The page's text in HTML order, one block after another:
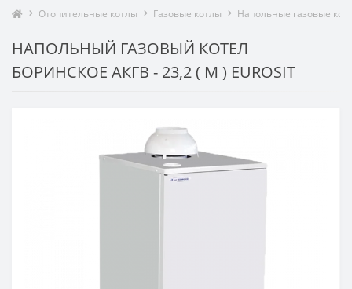
Отопительные котлы Газовые котлы Напольные газовые
НАПОЛЬНЫЙ ГАЗОВЫЙ КОТЕЛ
БОРИНСКОЕ АКГВ - 23,2 ( М ) EUROSIT